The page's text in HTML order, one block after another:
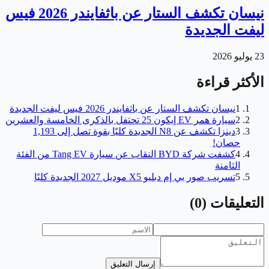
نيسان تكشف الستار عن باثفايندر 2026 فيس
ليفت الجديدة
23 يوليو 2026
الأكثر قراءة
1نيسان تكشف الستار عن باثفايندر 2026 فيس ليفت الجديدة
2سيارة همر EV إيكون 25 تحتفل بالذكرى الخامسة والعشرين
3
دينزا تكشف عن N8 الجديدة كليًا بقوة تصل إلى 1,193
حصان!
4
كشفت شركة BYD النقاب عن سيارة Tang EV من الفئة
الثامنة
5تسريب صور بي إم دبليو X5 موديل 2027 الجديدة كليًا
التعليقات (
0
)
إرسال التعليق